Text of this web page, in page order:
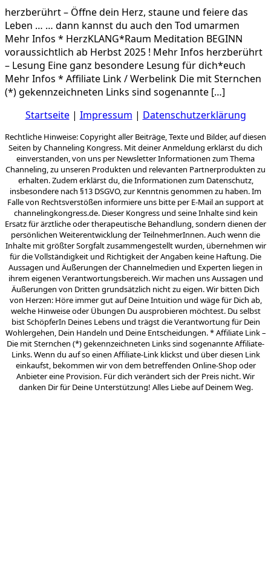
herzberührt – Öffne dein Herz, staune und feiere das
Leben … … dann kannst du auch den Tod umarmen
Mehr Infos * HerzKLANG*Raum Meditation BEGINN
voraussichtlich ab Herbst 2025 ! Mehr Infos herzberührt
– Lesung Eine ganz besondere Lesung für dich*euch
Mehr Infos * Affiliate Link / Werbelink Die mit Sternchen
(*) gekennzeichneten Links sind sogenannte […]
Startseite| Impressum | Datenschutzerklärung
Rechtliche Hinweise: Copyright aller Beiträge, Texte und Bilder, auf diesen
Seiten by Channeling Kongress. Mit deiner Anmeldung erklärst du dich
einverstanden, von uns per Newsletter Informationen zum Thema
Channeling, zu unseren Produkten und relevanten Partnerprodukten zu
erhalten. Zudem erklärst du, die Informationen zum Datenschutz,
insbesondere nach §13 DSGVO, zur Kenntnis genommen zu haben. Im
Falle von Rechtsverstößen informiere uns bitte per E-Mail an support at
channelingkongress.de. Dieser Kongress und seine Inhalte sind kein
Ersatz für ärztliche oder therapeutische Behandlung, sondern dienen der
persönlichen Weiterentwicklung der TeilnehmerInnen. Auch wenn die
Inhalte mit größter Sorgfalt zusammengestellt wurden, übernehmen wir
für die Vollständigkeit und Richtigkeit der Angaben keine Haftung. Die
Aussagen und Äußerungen der Channelmedien und Experten liegen in
ihrem eigenen Verantwortungsbereich. Wir machen uns Aussagen und
Äußerungen von Dritten grundsätzlich nicht zu eigen. Wir bitten Dich
von Herzen: Höre immer gut auf Deine Intuition und wäge für Dich ab,
welche Hinweise oder Übungen Du ausprobieren möchtest. Du selbst
bist SchöpferIn Deines Lebens und trägst die Verantwortung für Dein
Wohlergehen, Dein Handeln und Deine Entscheidungen. * Affiliate Link –
Die mit Sternchen (*) gekennzeichneten Links sind sogenannte Affiliate-
Links. Wenn du auf so einen Affiliate-Link klickst und über diesen Link
einkaufst, bekommen wir von dem betreffenden Online-Shop oder
Anbieter eine Provision. Für dich verändert sich der Preis nicht. Wir
danken Dir für Deine Unterstützung! Alles Liebe auf Deinem Weg.